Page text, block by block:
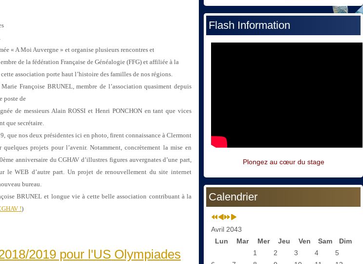
« A Moi Auvergne » et organise plusieursrencontres et
de la fédération Française de Généalogie (FFG) et affiliée à la
association porte haut l’histoire des familles de nos régions.
Françoise BRUNEL, membre de l’association quasiment depuis
poste de
de messieurs Alain ROSSI et Henri PONCHON en tant que vices
que secrétaire.
que nos deux présidentes ici en photo, firentconnaissance à Clermont
quelques projets pour l’avenir. Notamment, concrètement la mise en
anniversaire du CGHAV d’illustres figures auvergnates d’une part,
le WEB d’autre part. Un projet de renouvellement du site internet
bureau.
BRUNEL et longue vie à cette belleassociation contribuant à la
!)
2019 pour l'US Olympiades
Flash Information
Plongez au cœur du stage
Calendrier
Avril 2043
Lun
Mar Mer Jeu Ven Sam
Dim
1
2 3 4
5